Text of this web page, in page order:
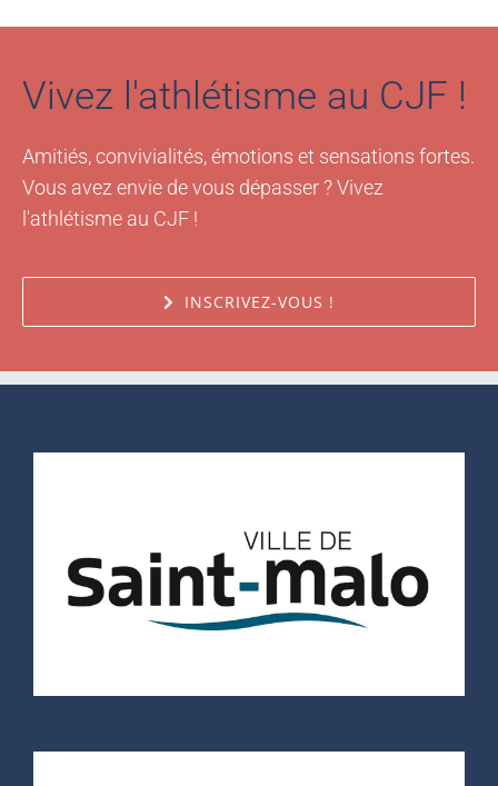
Vivez l'athlétisme au CJF !
Amitiés, convivialités, émotions et sensations fortes.
Vous avez envie de vous dépasser ? Vivez
l'athlétisme au CJF !
INSCRIVEZ-VOUS !